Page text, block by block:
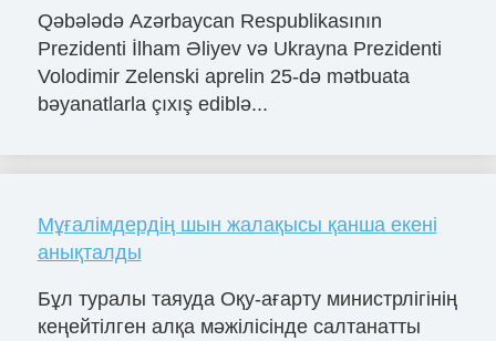
Qəbələdə Azərbaycan Respublikasının
Prezidenti İlham Əliyev və Ukrayna Prezidenti
Volodimir Zelenski aprelin 25-də mətbuata
bəyanatlarla çıxış ediblə...
Мұғалімдердің шын жалақысы қанша екені
анықталды
Бұл туралы таяуда Оқу-ағарту министрлігінің
кеңейтілген алқа мәжілісінде салтанатты